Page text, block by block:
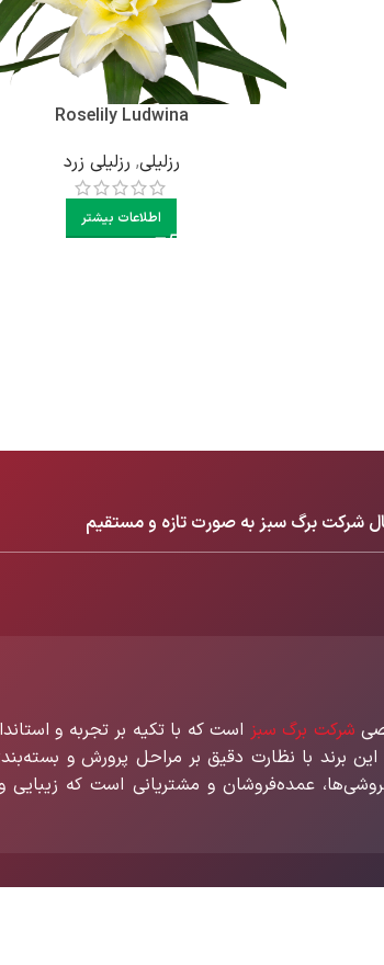
Roselily Ludwina
رزلیلی, رزلیلی زرد
اطلاعات بیشتر
شرکت برگ سبز به صورت تازه و مستقیم
شرکت برگ سبز است که با تکیه بر تجربه و
این برند با نظارت دقیق بر مراحل پرورش و
عمده‌فروشان و مشتریانی است که زیبایی